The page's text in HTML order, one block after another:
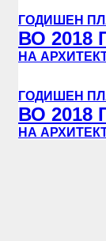
ГОДИШЕН
ВО 2018
НА
ГОДИШЕН
ВО 2018
НА